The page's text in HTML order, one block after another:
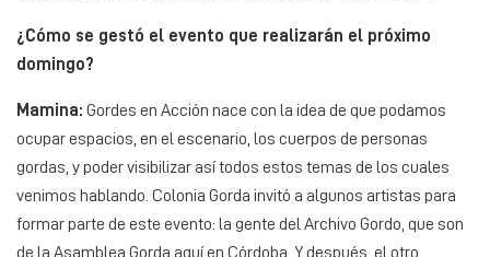
¿Cómo se gestó el evento que realizarán el próximo
domingo?
Mamina: Gordes en Acción nace con la idea de que podamos
ocupar espacios, en el escenario, los cuerpos de personas
gordas, y poder visibilizar así todos estos temas de los cuales
venimos hablando. Colonia Gorda invitó a algunos artistas para
formar parte de este evento: la gente del Archivo Gordo, que son
de la Asamblea Gorda aquí en Córdoba. Y después, el otro